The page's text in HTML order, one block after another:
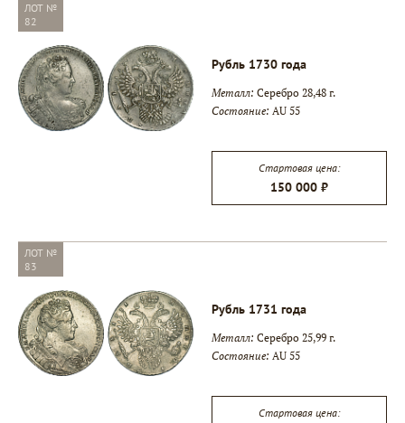
ЛОТ №
82
Рубль 1730 года
Металл: Серебро 28,48 г.
Состояние: AU 55
Стартовая цена:
150 000 ₽
ЛОТ №
83
Рубль 1731 года
Металл: Серебро 25,99 г.
Состояние: AU 55
Стартовая цена: